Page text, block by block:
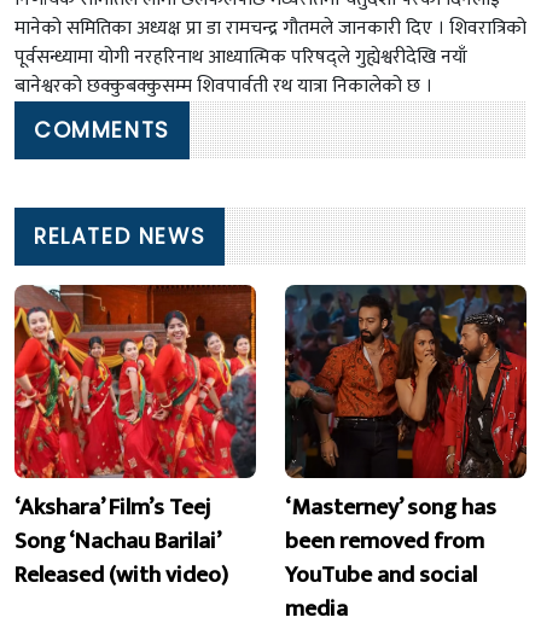
मानेको समितिका अध्यक्ष प्रा डा रामचन्द्र गौतमले जानकारी दिए । शिवरात्रिको
पूर्वसन्ध्यामा योगी नरहरिनाथ आध्यात्मिक परिषद्ले गुह्येश्वरीदेखि नयाँ
बानेश्वरको छक्कुबक्कुसम्म शिवपार्वती रथ यात्रा निकालेको छ ।
COMMENTS
RELATED NEWS
‘Akshara’ Film’s Teej
Song ‘Nachau Barilai’
Released (with video)
‘Masterney’ song has
been removed from
YouTube and social
media